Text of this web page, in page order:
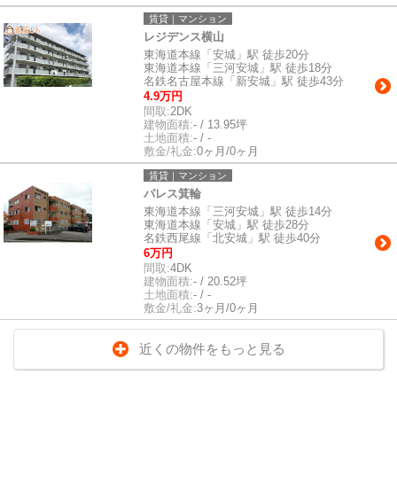
賃貸｜マンション
レジデンス横山
東海道本線「安城」駅 徒歩20分
東海道本線「三河安城」駅 徒歩18分
名鉄名古屋本線「新安城」駅 徒歩43分
4.9万円
間取:2DK
建物面積:- / 13.95坪
土地面積:- / -
敷金/礼金:0ヶ月/0ヶ月
賃貸｜マンション
パレス箕輪
東海道本線「三河安城」駅 徒歩14分
東海道本線「安城」駅 徒歩28分
名鉄西尾線「北安城」駅 徒歩40分
6万円
間取:4DK
建物面積:- / 20.52坪
土地面積:- / -
敷金/礼金:3ヶ月/0ヶ月
近くの物件をもっと見る